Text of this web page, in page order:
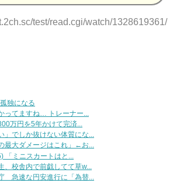
test/read.cgi/watch/1328619361/
独になる
ってますね… トレーナー...
万円を5年かけて完済...
」でしか抜けない体質にな...
最大ダメージはこれ」←お...
「ミニスカートはと...
、校舎内で前戯してて草w...
急速な円安進行に「為替...